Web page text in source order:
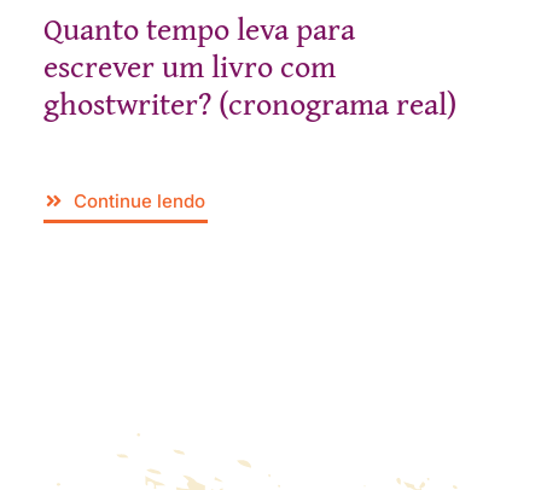
Quanto tempo leva para
escrever um livro com
ghostwriter? (cronograma real)
Continue lendo